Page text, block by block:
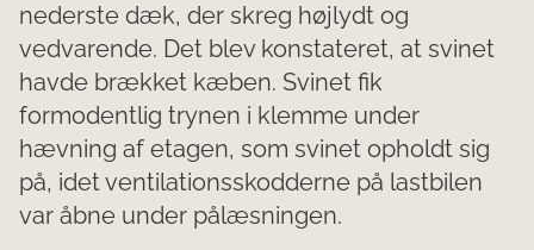
nederste dæk, der skreg højlydt og
vedvarende. Det blev konstateret, at svinet
havde brækket kæben. Svinet fik
formodentlig trynen i klemme under
hævning af etagen, som svinet opholdt sig
på, idet ventilationsskodderne på lastbilen
var åbne under pålæsningen.